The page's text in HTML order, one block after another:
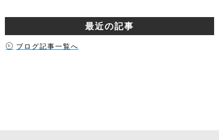
最近の記事
ブログ記事一覧へ